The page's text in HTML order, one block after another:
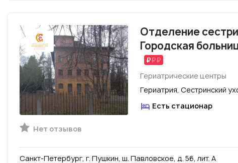
Отделение
Городская
Гериатрические центры
Гериатрия, Сестринский
Есть стационар
Нет отзывов
Санкт-Петербург, г. Пушкин, ш. Павловское, д. 56, лит. А